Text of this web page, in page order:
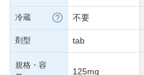
冷蔵 不要
剤型 tab
規格・容
125mg